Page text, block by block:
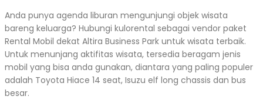
Anda punya agenda liburan mengunjungi objek wisata
bareng keluarga? Hubungi kulorental sebagai vendor paket
Rental Mobil dekat Altira Business Park untuk wisata terbaik.
Untuk menunjang aktifitas wisata, tersedia beragam jenis
mobil yang bisa anda gunakan, diantara yang paling populer
adalah Toyota Hiace 14 seat, Isuzu elf long chassis dan bus
besar.